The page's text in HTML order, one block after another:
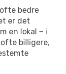
bedre
er det
en lokal – i
billigere,